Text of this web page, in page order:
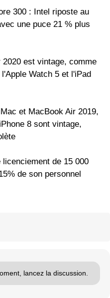
300 : Intel riposte au
une puce 21 % plus
2020 est vintage, comme
Watch 5 et l'iPad
et MacBook Air 2019,
8 sont vintage,
licenciement de 15 000
de son personnel
lancez la discussion.